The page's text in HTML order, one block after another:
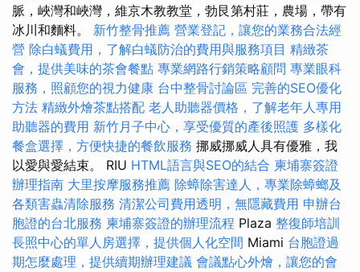
脈，峽灣和峽灣，維京木教教堂，勃艮第村莊，農場，帶有
冰川和麵料。 新竹整骨推薦 營業登記，讓您的業務合法經
營 除白蟻費用，了解白蟻防治的費用與服務項目 精緻茶
會，提供美味的茶會餐點 專業網路行銷策略顧問 專業眼科
服務，照顧您的視力健康 台中整骨討論區 完善的SEO優化
方法 精緻外燴茶點搭配 老人助聽器價格，了解老年人專用
助聽器的費用 新竹月子中心，享受優質的產後照護 多樣化
餐盒選擇，方便快捷的餐飲服務 挪威挪威人具有優雅，我
以愛與愛結束。 RIU HTML語言與SEO的結合 柬埔寨簽證
辦理指南 大里按摩服務推薦 除蟑除害達人，專業除蟑螂及
各類害蟲清除服務 清潔公司費用透明，無隱藏費用 申辦台
胞證的台北服務 柬埔寨簽證的辦理流程 Plaza 整復師培訓
長照中心的單人房選擇，提供個人化空間 Miami 台胞證過
期怎麼處理，提供續期辦理建議 會議點心外燴，讓您的會